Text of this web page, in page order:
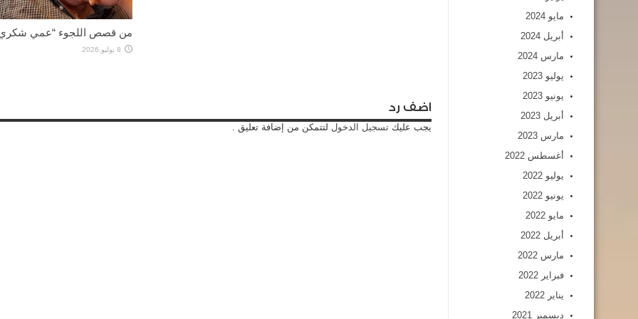
من قصص اللجوء “عمي
8 يوليو,2026
اضف رد
يجب عليك تسجيل الدخول لتتمكن من إضافة تعليق .
مايو 2024
أبريل 2024
مارس 2024
يوليو 2023
يونيو 2023
أبريل 2023
مارس 2023
أغسطس 2022
يوليو 2022
يونيو 2022
مايو 2022
أبريل 2022
مارس 2022
فبراير 2022
يناير 2022
ديسمبر 2021